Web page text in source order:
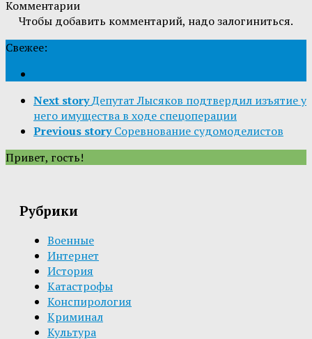
Комментарии
Чтобы добавить комментарий, надо залогиниться.
Свежее:
Next storyДепутат Лысяков подтвердил изъятие у
него имущества в ходе спецоперации
Previous story Соревнование судомоделистов
Привет, гость!
Рубрики
Военные
Интернет
История
Катастрофы
Конспирология
Криминал
Культура